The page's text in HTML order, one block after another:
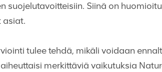
suojelutavoitteisiin. Siinä on huomioitu
asiat.
tulee tehdä, mikäli voidaan
merkittäviä vaikutuksia